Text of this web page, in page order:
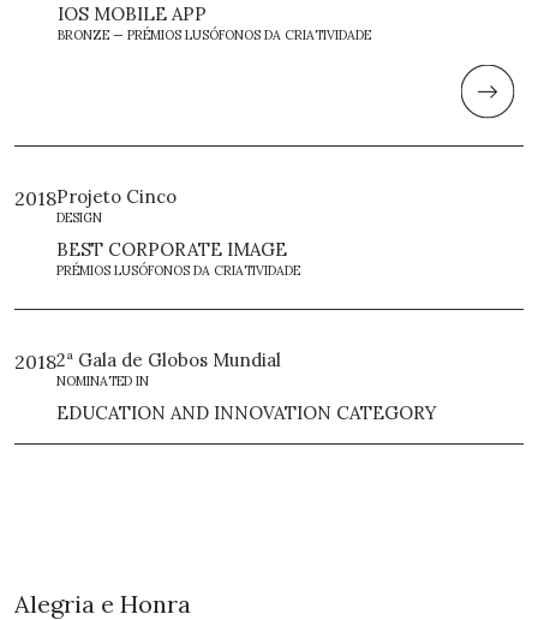
IOS MOBILE APP
BRONZE — PRÉMIOS LUSÓFONOS DA CRIATIVIDADE
2018Projeto Cinco
DESIGN
BEST CORPORATE IMAGE
PRÉMIOS LUSÓFONOS DA CRIATIVIDADE
20182ª Gala de Globos Mundial
NOMINATED IN
EDUCATION AND INNOVATION CATEGORY
Alegria e Honra